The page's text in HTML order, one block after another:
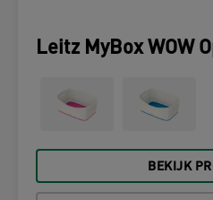
Leitz MyBox WOW
BEKIJK